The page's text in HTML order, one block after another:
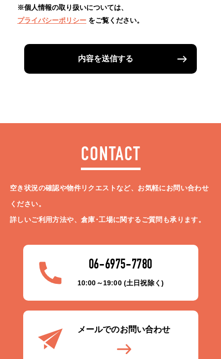
※個人情報の取り扱いについては、
プライバシーポリシー をご覧ください。
内容を送信する
CONTACT
空き状況の確認や物件リクエストなど、お気軽にお問い合わせ
ください。
詳しいご利用方法や、倉庫･工場に関するご質問も承ります。
06-6975-7780
10:00～19:00 (土日祝除く)
メールでのお問い合わせ